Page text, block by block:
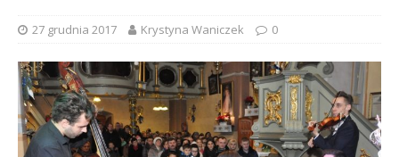
27 grudnia 2017 Krystyna Waniczek 0